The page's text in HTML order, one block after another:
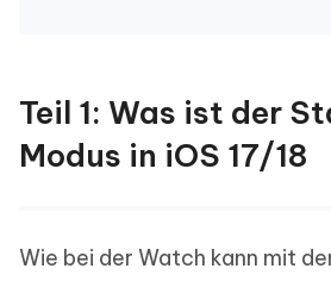
Teil 1: Was ist der
Modus in iOS 17/18
Wie bei der Watch kann mit